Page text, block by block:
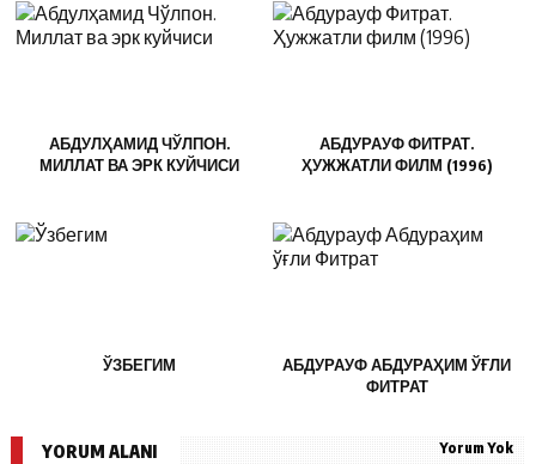
АБДУЛҲАМИД ЧЎЛПОН.
МИЛЛАТ ВА ЭРК КУЙЧИСИ
АБДУРАУФ ФИТРАТ.
ҲУЖЖАТЛИ ФИЛМ (1996)
ЎЗБЕГИМ
АБДУРАУФ АБДУРАҲИМ ЎҒЛИ
ФИТРАТ
YORUM ALANI Yorum Yok